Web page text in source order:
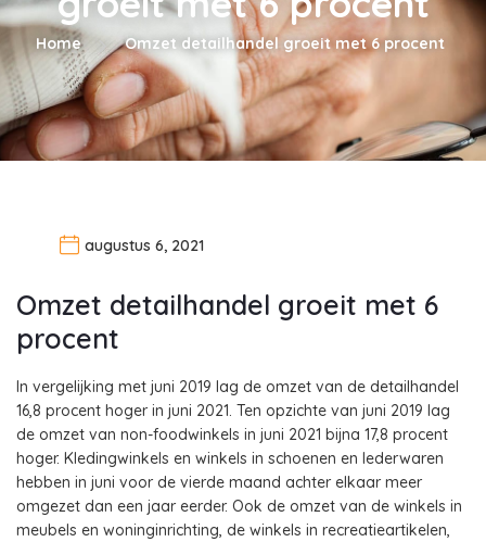
Home Omzet detailhandel groeit met 6 procent
augustus 6, 2021
Omzet detailhandel groeit met 6
procent
In vergelijking met juni 2019 lag de omzet van de detailhandel
16,8 procent hoger in juni 2021. Ten opzichte van juni 2019 lag
de omzet van non-foodwinkels in juni 2021 bijna 17,8 procent
hoger. Kledingwinkels en winkels in schoenen en lederwaren
hebben in juni voor de vierde maand achter elkaar meer
omgezet dan een jaar eerder. Ook de omzet van de winkels in
meubels en woninginrichting, de winkels in recreatieartikelen,